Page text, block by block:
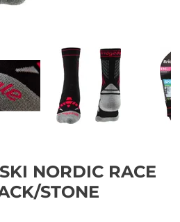
SKI NORDIC RACE
STONE